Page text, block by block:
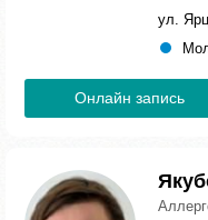
ул.
Онлайн запись